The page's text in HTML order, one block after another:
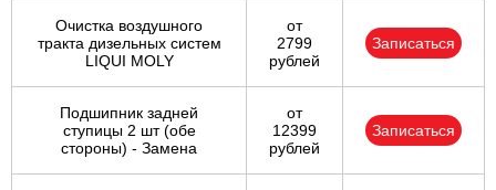
Очистка воздушного
тракта дизельных систем
LIQUI MOLY
от
2799
рублей
Записаться
Подшипник задней
ступицы 2 шт (обе
стороны) - Замена
от
12399
рублей
Записаться